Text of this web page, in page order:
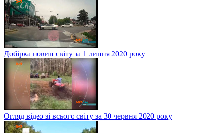
Добірка новин світу за 1 липня 2020 року
Огляд відео зі всього світу за 30 червня 2020 року